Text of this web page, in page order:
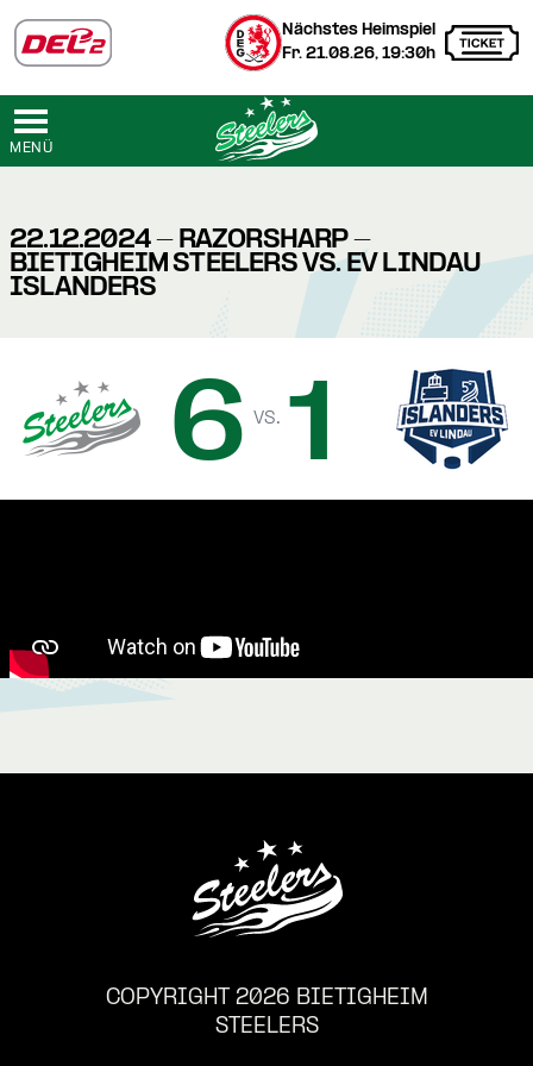
Nächstes Heimspiel
Fr. 21.08.26, 19:30h
MENÜ
22.12.2024 - RAZORSHARP -
BIETIGHEIM STEELERS VS. EV LINDAU
ISLANDERS
6 vs. 1
COPYRIGHT 2026 BIETIGHEIM
STEELERS